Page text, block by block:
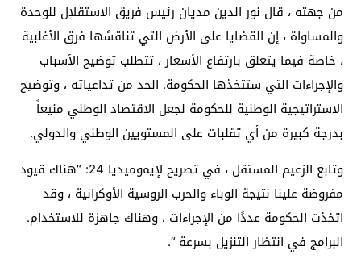
من جهته ، قال نور الدين مديان رئيس فريق الاستقلال للوحدة
والمساواة ، إن القضايا على الأرض التي تناقشها فرق الأغلبية
، خاصة فيما يتعلق بارتفاع الأسعار ، تتطلب توضيح الأسباب
والإجراءات التي ستتخذها الحكومة. الحد من تداعياته ، وتوضيح
الاستراتيجية الوطنية للحكومة لجعل الاقتصاد الوطني منيعاً
بدرجة كبيرة من أي تقلبات على المستويين الوطني والدولي.
وتابع الزعيم المستقل ، في تصريح لإيموميديا 24: “هناك قيود
مفروضة علينا نتيجة الوباء والحرب الروسية الأوكرانية ، وقد
اتخذت الحكومة عددًا من الإجراءات ، وهناك جاهزة للاستخدام.
البرامج في انتظار التنزيل بسرعة “.